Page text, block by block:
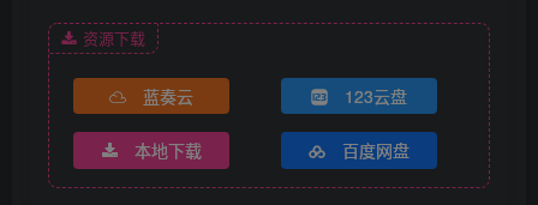
资源下载
蓝奏云 123云盘
本地下载 百度网盘